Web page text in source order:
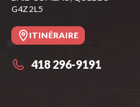
G4Z 2L5
ITINÉRAIRE
418 296-9191